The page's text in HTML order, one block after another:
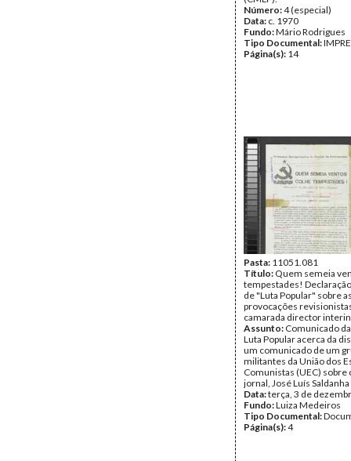
Número:4 (especial)
Data: c. 1970
Fundo:Mário Rodrigues
Tipo Documental:
Página(s): 14
Pasta: 11051.081
Título: Quem semeia
tempestades!
de "Luta Popular" sobre
provocações
camarada director
Assunto: Comunicado
Luta Popular acerca da
um comunicado de um
militantes da União dos
Comunistas (UEC)
jornal, José Luís
Data:terça, 3 de
Fundo:Luiza Medeiros
Tipo Documental:
Página(s):4